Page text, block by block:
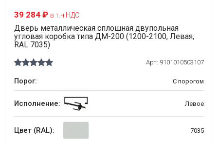
39 284 ₽ в т.ч НДС
Дверь металлическая сплошная двупольная
угловая коробка типа ДМ-200 (1200-2100, Левая,
RAL 7035)
Арт: 9101010503107
Порог: С порогом
Исполнение: Левое
Цвет (RAL): 7035